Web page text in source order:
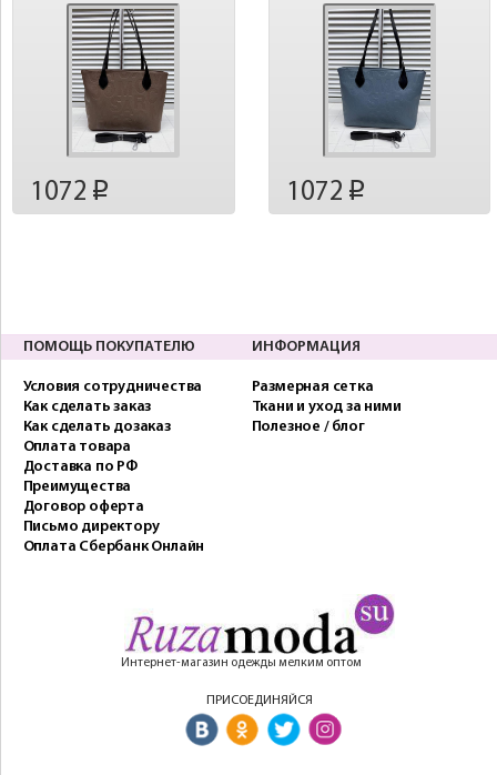
1072 p 1072 p
ПОМОЩЬ ПОКУПАТЕЛЮ
Условия сотрудничества
Как сделать заказ
Как сделать дозаказ
Оплата товара
Доставка по РФ
Преимущества
Договор оферта
Письмо директору
Оплата Сбербанк Онлайн
ИНФОРМАЦИЯ
Размерная сетка
Ткани и уход за ними
Полезное / блог
Интернет-магазин одежды мелким оптом
ПРИСОЕДИНЯЙСЯ